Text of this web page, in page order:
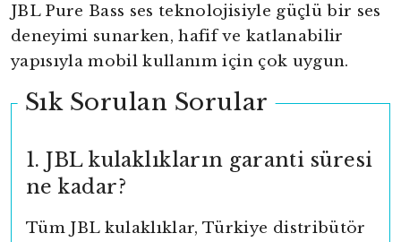
JBL Pure Bass ses teknolojisiyle güçlü bir ses
deneyimi sunarken, hafif ve katlanabilir
yapısıyla mobil kullanım için çok uygun.
Sık Sorulan Sorular
1. JBL kulaklıkların garanti süresi
ne kadar?
Tüm JBL kulaklıklar, Türkiye distribütör